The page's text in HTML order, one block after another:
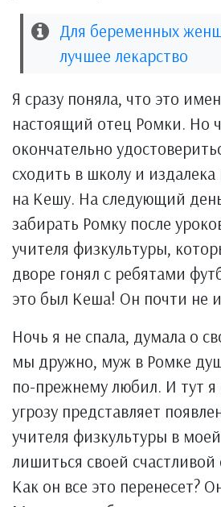
Для беременных
лучшее лекарство
Я сразу поняла, что это
настоящий отец Ромки. Но
окончательно
сходить в школу и
на Кешу. На следующий
забирать Ромку после
учителя физкультуры,
дворе гонял с ребятами
это был Кеша! Он почти не
Ночь я не спала, думала о
мы дружно, муж в Ромке
по-прежнему любил. И тут я
угрозу представляет
учителя физкультуры в
лишиться своей
Как он все это перенесет?